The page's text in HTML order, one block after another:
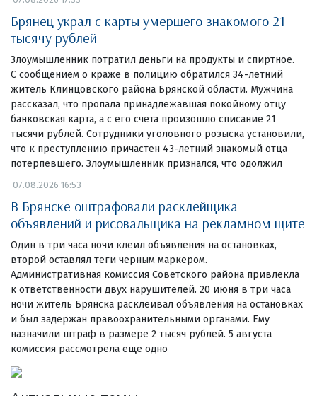
Брянец украл с карты умершего знакомого 21
тысячу рублей
Злоумышленник потратил деньги на продукты и спиртное.
С сообщением о краже в полицию обратился 34-летний
житель Клинцовского района Брянской области. Мужчина
рассказал, что пропала принадлежавшая покойному отцу
банковская карта, а с его счета произошло списание 21
тысячи рублей. Сотрудники уголовного розыска установили,
что к преступлению причастен 43-летний знакомый отца
потерпевшего. Злоумышленник признался, что одолжил
07.08.2026 16:53
В Брянске оштрафовали расклейщика
объявлений и рисовальщика на рекламном щите
Один в три часа ночи клеил объявления на остановках,
второй оставлял теги черным маркером.
Административная комиссия Советского района привлекла
к ответственности двух нарушителей. 20 июня в три часа
ночи житель Брянска расклеивал объявления на остановках
и был задержан правоохранительными органами. Ему
назначили штраф в размере 2 тысяч рублей. 5 августа
комиссия рассмотрела еще одно